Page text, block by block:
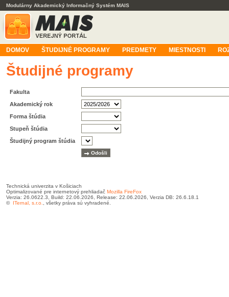
Modulárny Akademický Informačný Systém MAIS
DOMOV ŠTUDIJNÉ PROGRAMY PREDMETY MIESTNOSTI
Študijné programy
Fakulta
Akademický rok
Forma štúdia
Stupeň štúdia
Študijný program štúdia
Technická univerzita v Košiciach
Optimalizované pre internetový prehliadač Mozilla FireFox
Verzia: 26.0622.3, Build: 22.06.2026, Release: 22.06.2026, Verzia DB: 26.6.18.1
© ITernal, s.r.o. , všetky práva sú vyhradené.